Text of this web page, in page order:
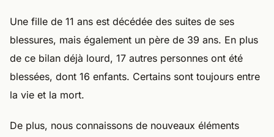
Une fille de 11 ans est décédée des suites de ses
blessures, mais également un père de 39 ans. En plus
de ce bilan déjà lourd, 17 autres personnes ont été
blessées, dont 16 enfants. Certains sont toujours entre
la vie et la mort.
De plus, nous connaissons de nouveaux éléments